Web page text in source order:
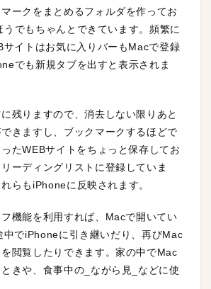
ークをまとめるフォルダを作ってお
うでもちゃんとできています。頻繁に
サイトはお気に入りバーもMacで登録
でも新規タブを出すと表示されま
残りますので、消去しない限りあと
きますし、ブックマークするほどで
たWEBサイトをちょっと保存してお
ーディングリストに登録していま
らもiPhoneに反映されます。
機能を利用すれば、Macで開いてい
中でiPhoneに引き継いだり、再びMac
閲覧したりできます。家の中でMac
きや、食事中の_ながら見_などに使